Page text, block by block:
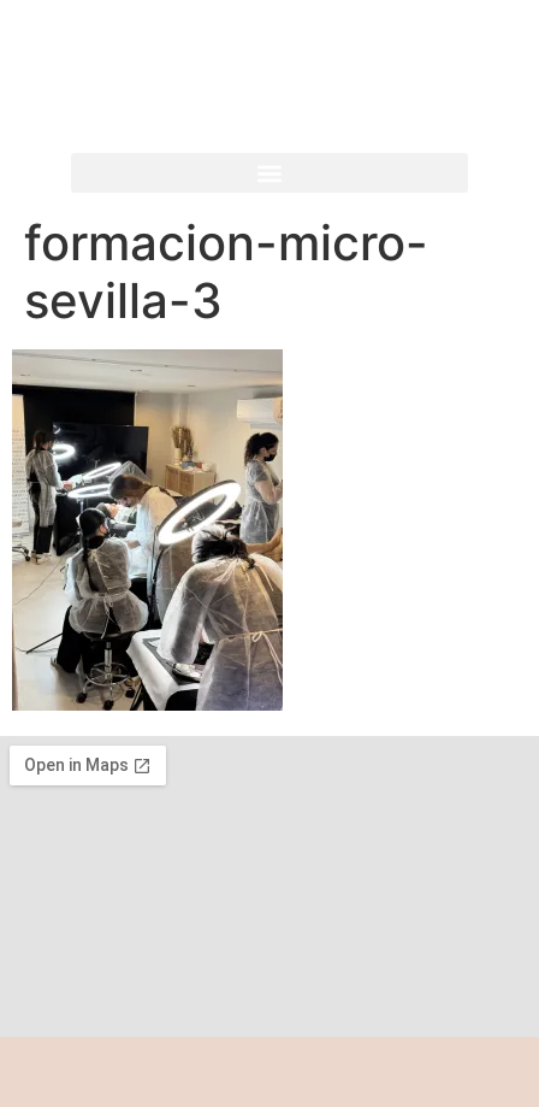
formacion-micro-
sevilla-3